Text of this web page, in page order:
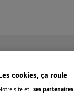
Les cookies, ça roule
Notre site et ses partenaires